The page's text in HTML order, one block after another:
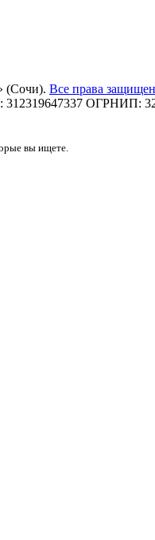
(Сочи). Все права
ОГРНИП:
вы ищете.